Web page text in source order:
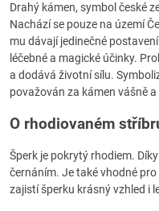
Drahý kámen, symbol české
Nachází se pouze na území
mu dávají jedinečné
léčebné a magické účinky.
a dodává životní sílu.
považován za kámen vášně a
O rhodiovaném
Šperk je pokrytý rhodiem.
černáním. Je také vhodné
zajistí šperku krásný vzhled i